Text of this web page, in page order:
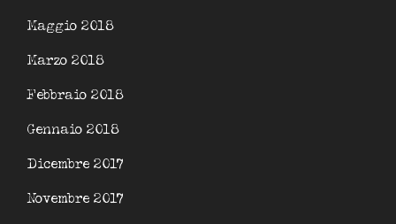
Maggio 2018
Marzo 2018
Febbraio 2018
Gennaio 2018
Dicembre 2017
Novembre 2017